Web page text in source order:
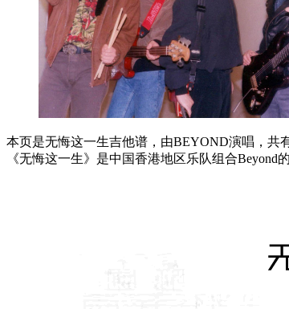
本页是无悔这一生吉他谱，由BEYOND演唱，共
《无悔这一生》是中国香港地区乐队组合